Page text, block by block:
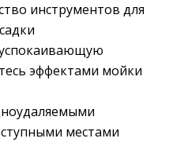
инструментов для
успокаивающую
эффектами мойки
местами